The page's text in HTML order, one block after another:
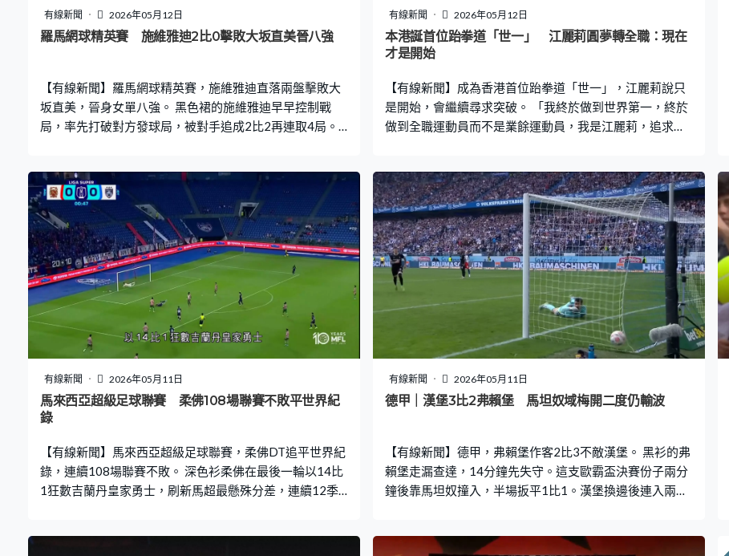
有線新聞 2026年05月12日
羅馬網球精英賽 施維雅迪2比0擊敗大坂直美晉八強
【有線新聞】羅馬網球精英賽，施維雅迪直落兩盤擊敗大
坂直美，晉身女單八強。 黑色裙的施維雅迪早早控制戰
局，率先打破對方發球局，被對手追成2比2再連取4局。
賽三連敗。 施維雅迪的第一發球得分率，第二盤提升至
89%，比大坂高32%。保住所有發球局，造出3次破發，贏
多盤6比1過關，會跟佩古拉爭入四強。
有線新聞 2026年05月12日
本港誕首位跆拳道「世一」 江麗莉圓夢轉全職：現在
才是開始
【有線新聞】成為香港首位跆拳道「世一」，江麗莉說只
是開始，會繼續尋求突破。 「我終於做到世界第一，終於
做到全職運動員而不是業餘運動員，我是江麗莉，追求極
感覺，一定要贏。平時如果私底下的我就是悠閒自在、放
鬆。自己喜歡韓風，JENNIE給我感覺，她很有型，而且也
很可愛。」 沉穩內斂，江麗莉穿上道袍，馬上進入比賽模
式。江麗莉：「品勢是預演一套攻擊和防守的動作，在一
分鐘內，將整套的套路呈現出來。」16歲由搏擊開始，22
歲轉攻品勢，起步比人遲，最後踢得比人高，十多年一腳
一腳，踢到世界之巔，3月在美國突破心理壓力。江麗莉：
「很幸運拿到第2，再次證明自己是可以的，我不會驚南韓
人，當天擊倒很多南韓人。」 多年來靠兼任教練幫補生
計，追運動員夢，終於熬出頭來，4月成為女子U40級別個
人公認品勢，世界第一。江麗莉：「當日是沒有甚麼感
覺，因為當日我去看物理治療，看完之後不太能走路。感
努力，有高低，見到她沒有放棄
有線新聞 2026年05月11日
馬來西亞超級足球聯賽 柔佛108場聯賽不敗平世界紀
錄
【有線新聞】馬來西亞超級足球聯賽，柔佛DT追平世界紀
錄，連續108場聯賽不敗。 深色衫柔佛在最後一輪以14比
1狂數吉蘭丹皇家勇士，刷新馬超最懸殊分差，連續12季
有線新聞 2026年05月11日
德甲｜漢堡3比2弗賴堡 馬坦奴域梅開二度仍輸波
【有線新聞】德甲，弗賴堡作客2比3不敵漢堡。 黑衫的弗
賴堡走漏查達，14分鐘先失守。這支歐霸盃決賽份子兩分
鐘後靠馬坦奴撞入，半場扳平1比1。漢堡換邊後連入兩
應角球頂入個人第2球，弗賴堡都輸2比3，排第7，漢堡升